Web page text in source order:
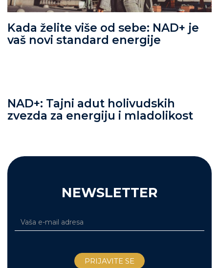
Kada želite više od sebe: NAD+ je
vaš novi standard energije
NAD+: Tajni adut holivudskih
zvezda za energiju i mladolikost
NEWSLETTER